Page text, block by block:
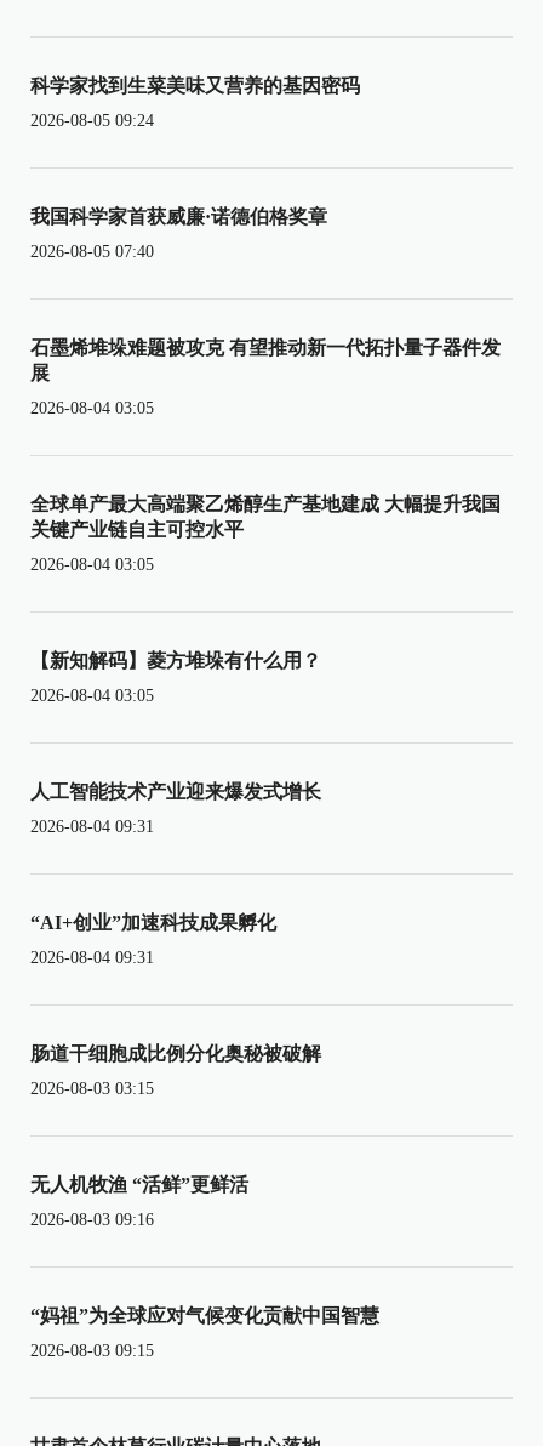
科学家找到生菜美味又营养的基因密码
2026-08-05 09:24
我国科学家首获威廉·诺德伯格奖章
2026-08-05 07:40
石墨烯堆垛难题被攻克 有望推动新一代拓扑量子器件发
展
2026-08-04 03:05
全球单产最大高端聚乙烯醇生产基地建成 大幅提升我国
关键产业链自主可控水平
2026-08-04 03:05
【新知解码】菱方堆垛有什么用？
2026-08-04 03:05
人工智能技术产业迎来爆发式增长
2026-08-04 09:31
“AI+创业”加速科技成果孵化
2026-08-04 09:31
肠道干细胞成比例分化奥秘被破解
2026-08-03 03:15
无人机牧渔 “活鲜”更鲜活
2026-08-03 09:16
“妈祖”为全球应对气候变化贡献中国智慧
2026-08-03 09:15